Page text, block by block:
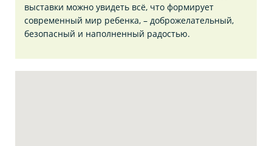
выставки можно увидеть всё, что формирует
современный мир ребенка, – доброжелательный,
безопасный и наполненный радостью.